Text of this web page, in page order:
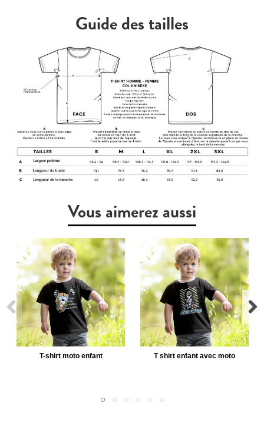
Guide des tailles
Vous aimerez aussi
T-shirt moto enfant T shirt enfant avec moto